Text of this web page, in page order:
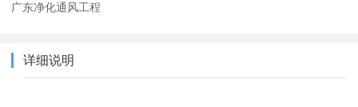
广东净化通风工程
详细说明